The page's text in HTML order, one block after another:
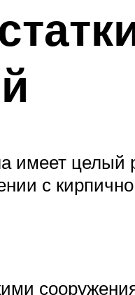
имеет целый
с